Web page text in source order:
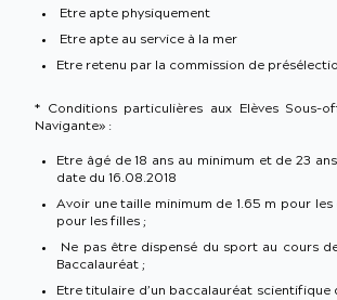
Etre apte physiquement
Etre apte au service à la mer
Etre retenu par la commission de
* Conditions particulières aux Elèves Sous-
Navigante» :
Etre âgé de 18 ans au minimum et de 23
date du 16.08.2018
Avoir une taille minimum de 1.65 m pour
pour les filles ;
Ne pas être dispensé du sport au cours
Baccalauréat ;
Etre titulaire d’un baccalauréat scientifique